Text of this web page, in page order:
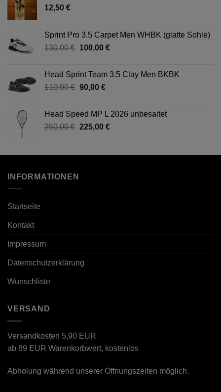
12,50 €
Sprint Pro 3.5 Carpet Men WHBK (glatte Sohle)
130,00€ Ursprünglicher
130,00 €
100,00 €Aktueller
100,00 €.
Head Sprint Team 3.5 Clay Men BKBK
110,00€ Ursprünglicher
110,00 €
90,00 €Aktueller
90,00 €.
Head Speed MP L 2026 unbesaitet
250,00€ Ursprünglicher
250,00 €
225,00 €Aktueller
225,00 €.
INFORMATIONEN
Startseite
Kontakt
Impressum
Datenschutzerklärung
Wunschliste
VERSAND
Versandkosten 5,90 EUR
ab 89 EUR Warenkorbwert, kostenlos
Abholung während unserer Öffnungszeiten möglich.